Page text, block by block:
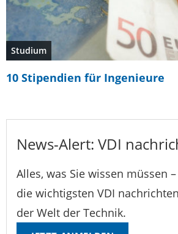
Studium
10 Stipendien für Ingenieure
News-Alert: VDI
Alles, was Sie wissen müssen
die wichtigsten VDI
der Welt der Technik.